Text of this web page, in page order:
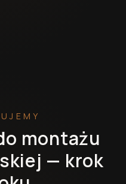
montażu
— krok